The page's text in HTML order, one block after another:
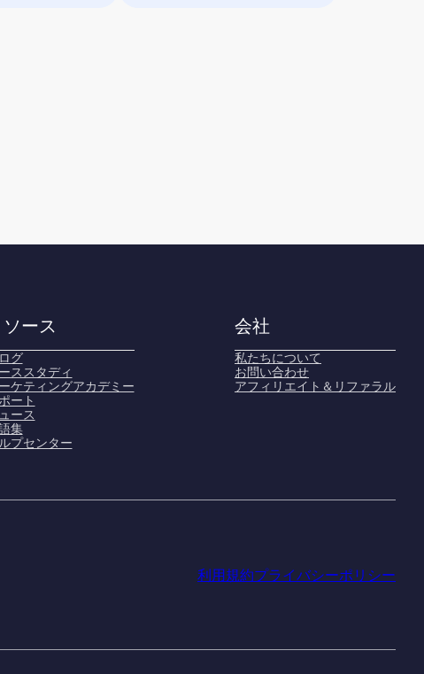
ソース
グ
ススタディ
ケティングアカデミー
ート
ース
集
プセンター
会社
私たちについて
お問い合わせ
アフィリエイト＆リファラル
利用規約プライバシーポリシー